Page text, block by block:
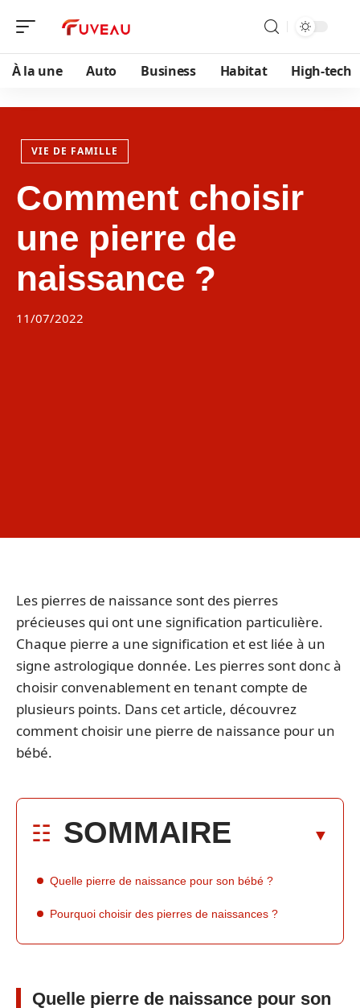
À la une Auto Business Habitat High-tech
VIE DE FAMILLE
Comment choisir
une pierre de
naissance ?
11/07/2022
Les pierres de naissance sont des pierres
précieuses qui ont une signification particulière.
Chaque pierre a une signification et est liée à un
signe astrologique donnée. Les pierres sont donc à
choisir convenablement en tenant compte de
plusieurs points. Dans cet article, découvrez
comment choisir une pierre de naissance pour un
bébé.
SOMMAIRE
Quelle pierre de naissance pour son bébé ?
Pourquoi choisir des pierres de naissances ?
Quelle pierre de naissance pour son